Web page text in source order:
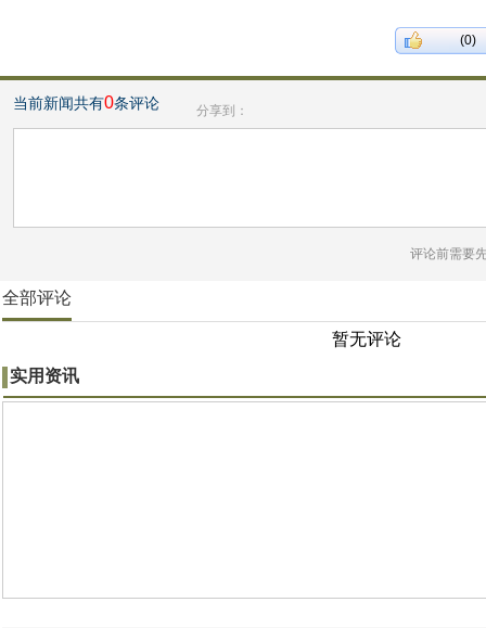
(0)
当前新闻共有0条评论 分享到：
评论前需要
全部评论
暂无评论
实用资讯